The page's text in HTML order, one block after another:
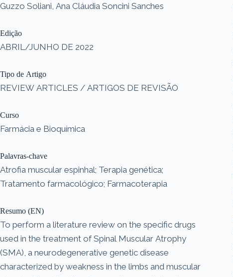
Guzzo Soliani, Ana Cláudia Soncini Sanches
Edição
ABRIL/JUNHO DE 2022
Tipo de Artigo
REVIEW ARTICLES / ARTIGOS DE REVISÃO
Curso
Farmácia e Bioquímica
Palavras-chave
Atrofia muscular espinhal; Terapia genética;
Tratamento farmacológico; Farmacoterapia
Resumo (EN)
To perform a literature review on the specific drugs
used in the treatment of Spinal Muscular Atrophy
(SMA), a neurodegenerative genetic disease
characterized by weakness in the limbs and muscular